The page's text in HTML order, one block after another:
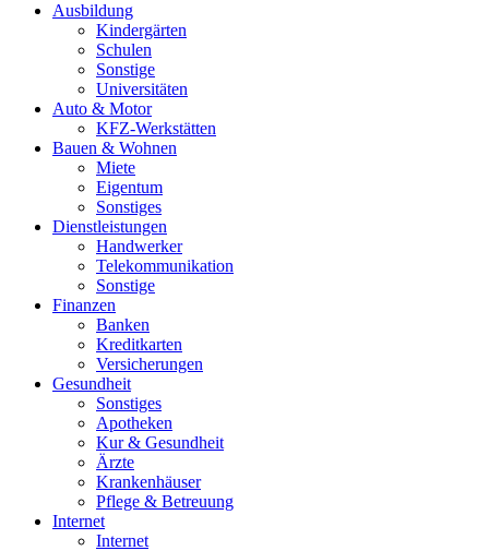
Ausbildung
Kindergärten
Schulen
Sonstige
Universitäten
Auto & Motor
KFZ-Werkstätten
Bauen & Wohnen
Miete
Eigentum
Sonstiges
Dienstleistungen
Handwerker
Telekommunikation
Sonstige
Finanzen
Banken
Kreditkarten
Versicherungen
Gesundheit
Sonstiges
Apotheken
Kur & Gesundheit
Ärzte
Krankenhäuser
Pflege & Betreuung
Internet
Internet